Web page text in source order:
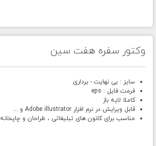
وکتور سفره هفت سین
سایز : بی نهایت - برداری
فرمت فایل : eps
کاملا لایه باز
قابل ویرایش در نرم افزار Adobe illustrator و ...
مناسب برای کانون های تبلیغاتی ، طراحان و چاپخانه